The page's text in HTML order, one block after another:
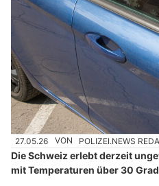
27.05.26 VON POLIZEI.NEWS
Die Schweiz erlebt derzeit
mit Temperaturen über 30